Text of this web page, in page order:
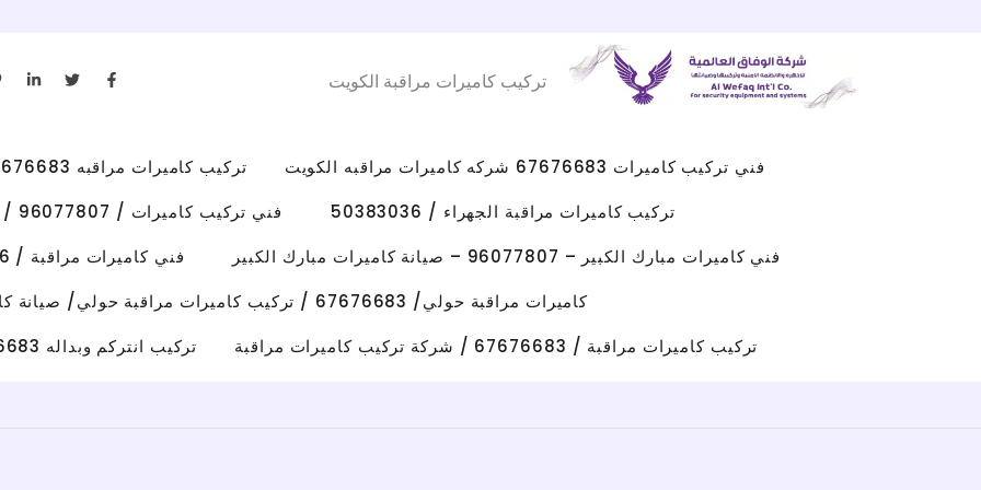
تركيب كاميرات مراقبة الكويت F
a
o
k
f
T
w
r
L
i
i
n
i
فني تركيب كاميرات 67676683 شركه كاميرات مراقبه الكويت
تركيب كاميرات مراقبه 67676683 رقم فني كاميرات مراقبه الكويت
تركيب كاميرات مراقبة الجهراء / 50383036
فني تركيب كاميرات / 96077807 / تركيب كاميرات الاحمدي
فني كاميرات مبارك الكبير – 96077807 – صيانة كاميرات مبارك الكبير
فني كاميرات مراقبة / 50383036 / تركيب كاميرات الفروانية
كاميرات مراقبة حولي/ 67676683 / تركيب كاميرات مراقبة حولي/ صيانة كاميرات حولي
تركيب كاميرات مراقبة / 67676683 / شركة تركيب كاميرات مراقبة
تركيب انتركم وبداله 67676683 فني تصليح انتركم وكاميرات